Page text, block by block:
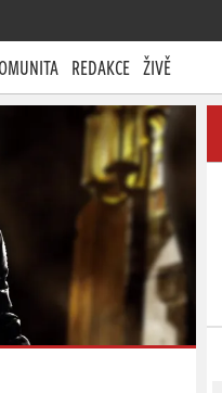
REDAKCE ŽIVĚ